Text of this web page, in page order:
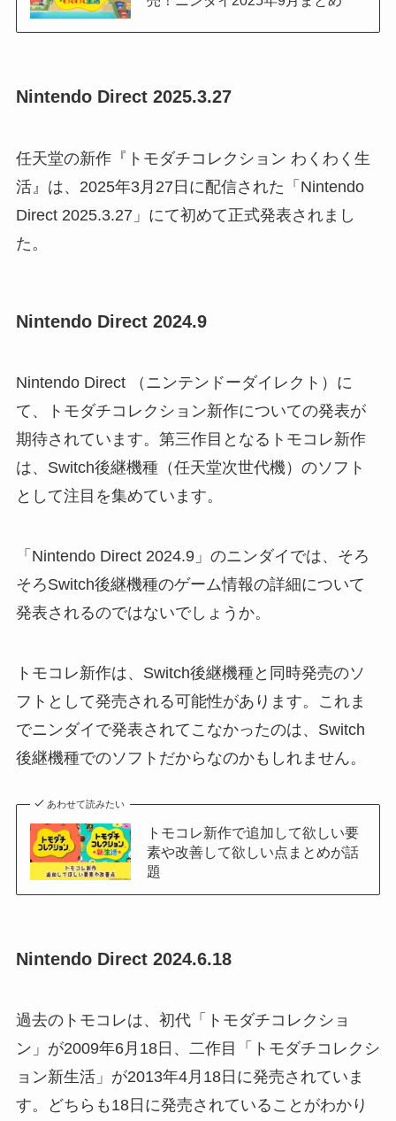
Nintendo Direct 2025.3.27
任天堂の新作『トモダチコレクション わくわく生
活』は、2025年3月27日に配信された「Nintendo
Direct 2025.3.27」にて初めて正式発表されまし
た。
Nintendo Direct 2024.9
Nintendo Direct （ニンテンドーダイレクト）に
て、トモダチコレクション新作についての発表が
期待されています。第三作目となるトモコレ新作
は、Switch後継機種（任天堂次世代機）のソフト
として注目を集めています。
「Nintendo Direct 2024.9」のニンダイでは、そろ
そろSwitch後継機種のゲーム情報の詳細について
発表されるのではないでしょうか。
トモコレ新作は、Switch後継機種と同時発売のソ
フトとして発売される可能性があります。これま
でニンダイで発表されてこなかったのは、Switch
後継機種でのソフトだからなのかもしれません。
あわせて読みたい
トモコレ新作で追加して欲しい要
素や改善して欲しい点まとめが話
題
Nintendo Direct 2024.6.18
過去のトモコレは、初代「トモダチコレクショ
ン」が2009年6月18日、二作目「トモダチコレクシ
ョン新生活」が2013年4月18日に発売されていま
す。どちらも18日に発売されていることがわかり